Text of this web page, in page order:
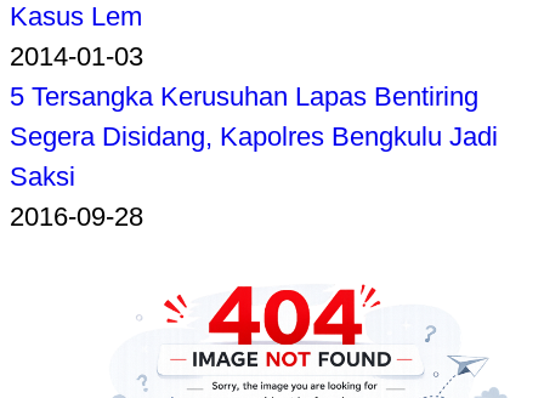
Kasus Lem
2014-01-03
5 Tersangka Kerusuhan Lapas Bentiring
Segera Disidang, Kapolres Bengkulu Jadi
Saksi
2016-09-28